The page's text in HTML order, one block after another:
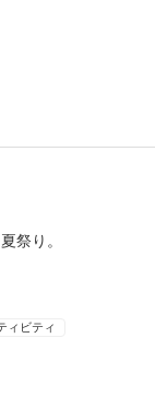
祭り。
ィビティ